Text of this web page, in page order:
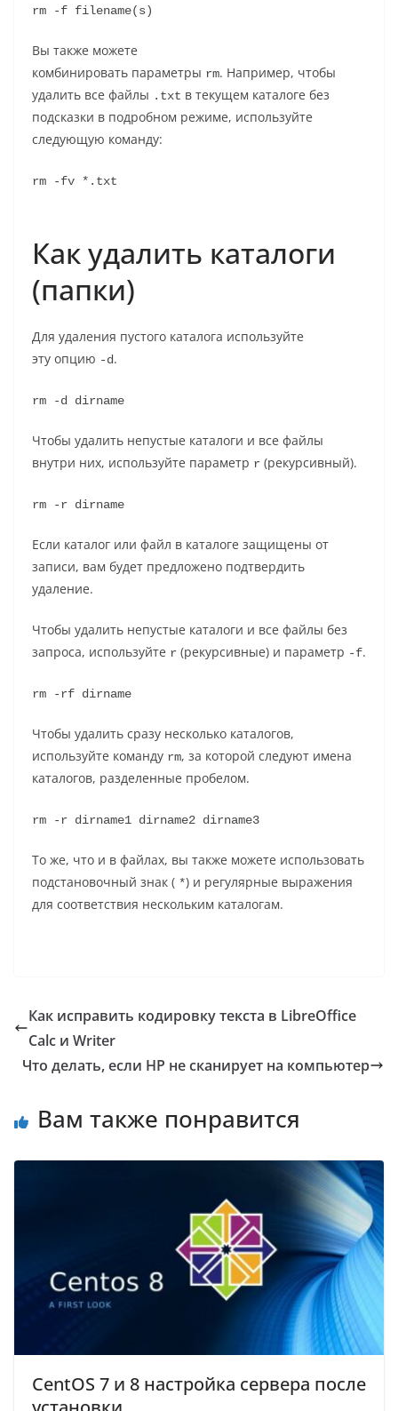
rm -f filename(s)
Вы также можете
комбинировать параметры rm. Например, чтобы
удалить все файлы .txt в текущем каталоге без
подсказки в подробном режиме, используйте
следующую команду:
rm -fv *.txt
Как удалить каталоги
(папки)
Для удаления пустого каталога используйте
эту опцию -d.
rm -d dirname
Чтобы удалить непустые каталоги и все файлы
внутри них, используйте параметр r (рекурсивный).
rm -r dirname
Если каталог или файл в каталоге защищены от
записи, вам будет предложено подтвердить
удаление.
Чтобы удалить непустые каталоги и все файлы без
запроса, используйте r (рекурсивные) и параметр -f.
rm -rf dirname
Чтобы удалить сразу несколько каталогов,
используйте команду rm, за которой следуют имена
каталогов, разделенные пробелом.
rm -r dirname1 dirname2 dirname3
То же, что и в файлах, вы также можете использовать
подстановочный знак ( *) и регулярные выражения
для соответствия нескольким каталогам.
Как исправить кодировку текста в LibreOffice
Calc и Writer
Что делать, если HP не сканирует на компьютер
Вам также понравится
CentOS 7 и 8 настройка сервера после